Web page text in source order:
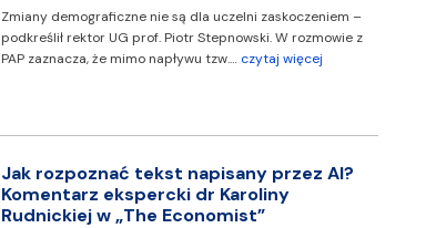
Zmiany demograficzne nie są dla uczelni zaskoczeniem –
podkreślił rektor UG prof. Piotr Stepnowski. W rozmowie z
PAP zaznacza, że mimo napływu tzw.… czytaj więcej
Jak rozpoznać tekst napisany przez AI?
Komentarz ekspercki dr Karoliny
Rudnickiej w „The Economist”